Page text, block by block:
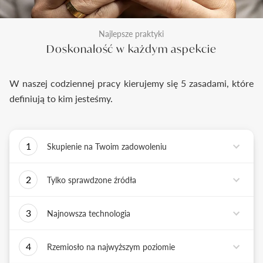
Najlepsze praktyki
Doskonałość w każdym aspekcie
W naszej codziennej pracy kierujemy się 5 zasadami, które
definiują to kim jesteśmy.
1
Skupienie na Twoim zadowoleniu
zadanie - dostarczyć Ci biżuterię i doświadczenie,
2
Tylko sprawdzone źródła
sprawdzonych źródłach pochodzenia i
potwierdzone jest wieloletnią obecnością na rynku.
3
Najnowsza technologia
złotniczego z możliwościami najnowszych
4
Rzemiosło na najwyższym poziomie